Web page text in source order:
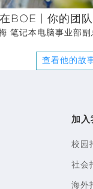
BOE | 你的团
笔记本电脑事业部
查看他的故
加入
校园
社会
海外